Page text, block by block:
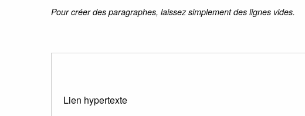
Pour créer des paragraphes, laissez simplement des lignes vides.
Lien hypertexte